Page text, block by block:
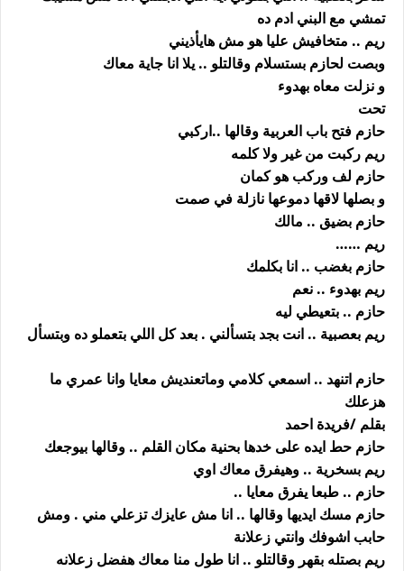
تمشي مع البني ادم ده
ريم .. متخافيش عليا هو مش هايأذيني
وبصت لحازم بستسلام وقالتلو .. يلا انا جاية معاك
و نزلت معاه بهدوء
تحت
حازم فتح باب العربية وقالها ..اركبي
ريم ركبت من غير ولا كلمه
حازم لف وركب هو كمان
و بصلها لاقها دموعها نازلة في صمت
حازم بضيق .. مالك
ريم ……
حازم بغضب .. انا بكلمك
ريم بهدوء .. نعم
حازم .. بتعيطي ليه
ريم بعصبية .. انت بجد بتسألني . بعد كل اللي بتعملو ده وبتسأل
حازم اتنهد .. اسمعي كلامي وماتعنديش معايا وانا عمري ما
هزعلك
بقلم /فريدة احمد
حازم حط ايده على خدها بحنية مكان القلم .. وقالها بيوجعك
ريم بسخرية .. وهيفرق معاك اوي
حازم .. طبعا يفرق معايا ..
حازم مسك ايديها وقالها .. انا مش عايزك تزعلي مني . ومش
حابب اشوفك وانتي زعلانة
ريم بصتله بقهر وقالتلو .. انا طول منا معاك هفضل زعلانه